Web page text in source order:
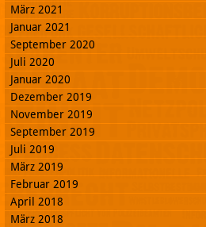
März 2021
Januar 2021
September 2020
Juli 2020
Januar 2020
Dezember 2019
November 2019
September 2019
Juli 2019
März 2019
Februar 2019
April 2018
März 2018